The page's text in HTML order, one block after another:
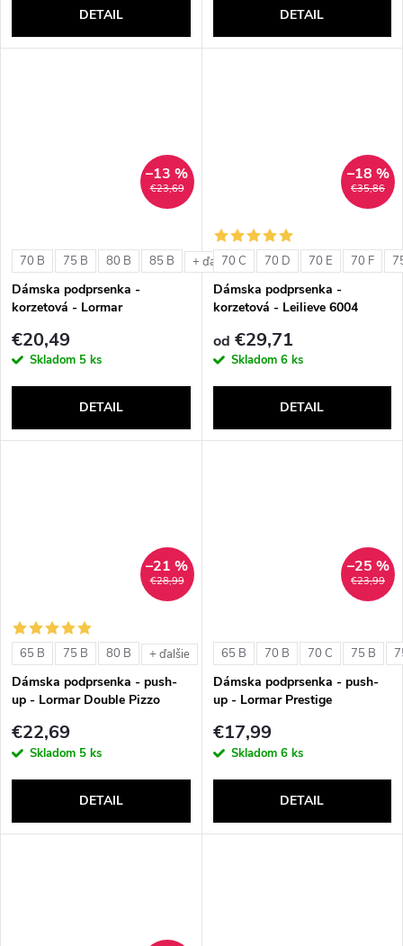
DETAIL DETAIL
€23,69
–13 %
70 B 75 B 80 B 85 B + ďalšie
Dámska podprsenka -
korzetová - Lormar
€20,49
Skladom 5 ks
DETAIL
€35,86
–18 %
70 C 70 D 70 E 70 F
Dámska podprsenka -
korzetová - Leilieve 6004
od €29,71
Skladom 6 ks
DETAIL
€28,99
–21 %
65 B 75 B 80 B + ďalšie
Dámska podprsenka - push-
up - Lormar Double Pizzo
€22,69
Skladom 5 ks
DETAIL
€23,99
–25 %
65 B 70 B 70 C 75 B
Dámska podprsenka - push-
up - Lormar Prestige
€17,99
Skladom 6 ks
DETAIL